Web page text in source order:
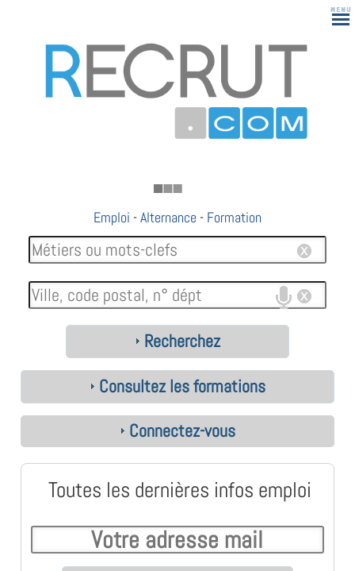
183
Emploi -Alternance - Formation
Recherchez
Consultez les formations
Connectez-vous
Toutes les dernières infos emploi